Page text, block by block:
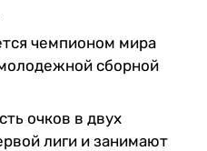
чемпионом мира
сборной
очков в двух
лиги и занимают